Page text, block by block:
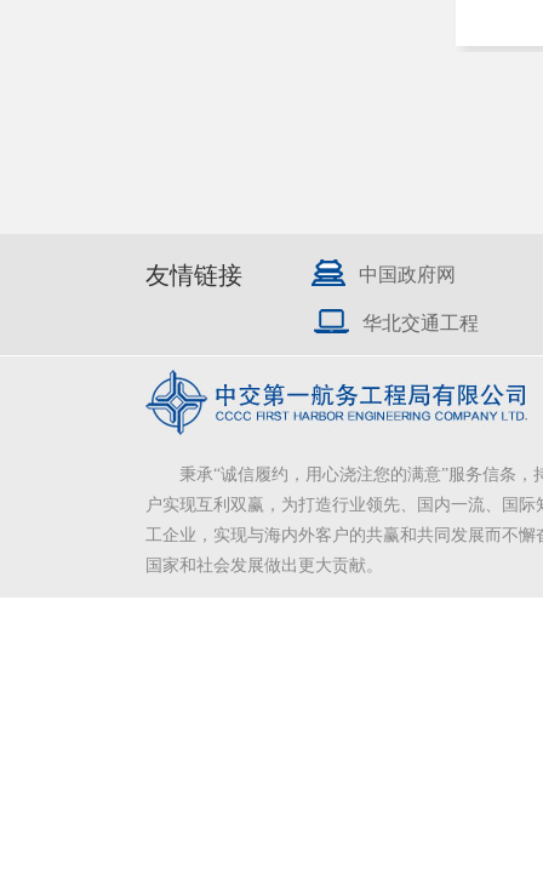
友情链接 中国政府网
华北交通工程
秉承“诚信履约，用心浇注您的满意”服务信条，
户实现互利双赢，为打造行业领先、国内一流、国际
工企业，实现与海内外客户的共赢和共同发展而不懈
国家和社会发展做出更大贡献。